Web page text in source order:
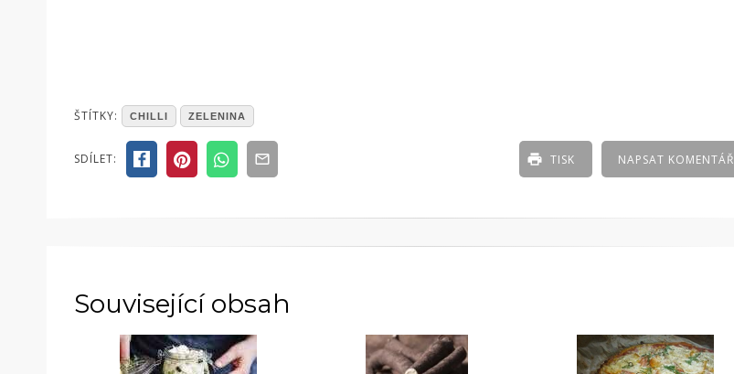
POSTED
ČLÁNKY
ŠTÍTKY: CHILLI ZELENINA
SDÍLET: NAPSAT KOMENTÁŘ
TISK
Související obsah